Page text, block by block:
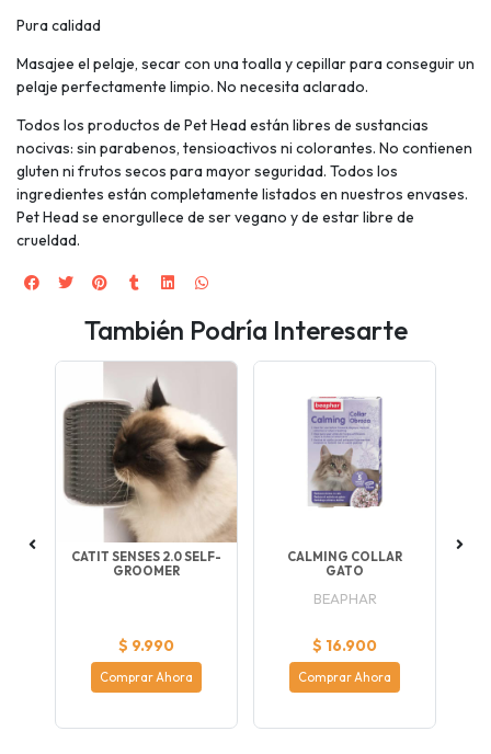
Pura calidad
Masajee el pelaje, secar con una toalla y cepillar para conseguir un
pelaje perfectamente limpio. No necesita aclarado.
Todos los productos de Pet Head están libres de sustancias
nocivas: sin parabenos, tensioactivos ni colorantes. No contienen
gluten ni frutos secos para mayor seguridad. Todos los
ingredientes están completamente listados en nuestros envases.
Pet Head se enorgullece de ser vegano y de estar libre de
crueldad.
También Podría Interesarte
CATIT SENSES 2.0 SELF-
GROOMER
$ 9.990
Comprar Ahora
CALMING COLLAR
GATO
BEAPHAR
$ 16.900
Comprar Ahora